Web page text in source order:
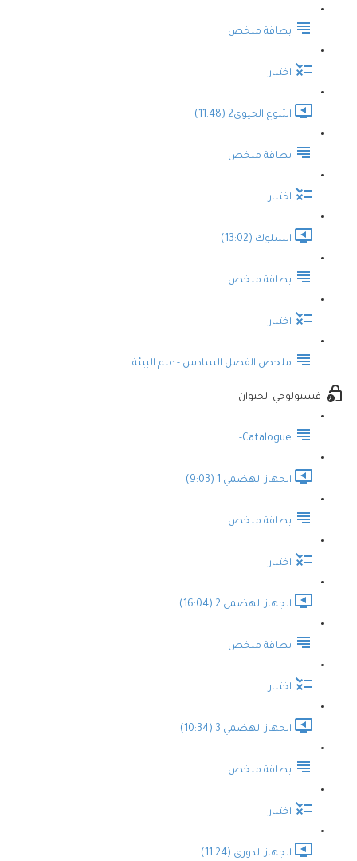
بطاقة ملخص
اختبار
التنوع الحيوي2 (11:48)
بطاقة ملخص
اختبار
السلوك (13:02)
بطاقة ملخص
اختبار
ملخص الفصل السادس - علم البيئة
فسيولوجي الحيوان
Catalogue-
الجهاز الهضمي 1 (9:03)
بطاقة ملخص
اختبار
الجهاز الهضمي 2 (16:04)
بطاقة ملخص
اختبار
الجهاز الهضمي 3 (10:34)
بطاقة ملخص
اختبار
الجهاز الدوري (11:24)